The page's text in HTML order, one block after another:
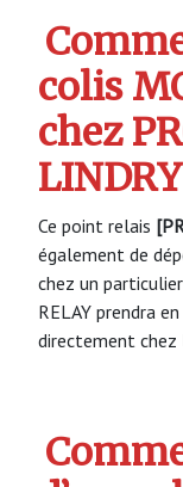
colis
chez
LINDRY
Ce point relais
également de
chez un
RELAY prendra
directement chez